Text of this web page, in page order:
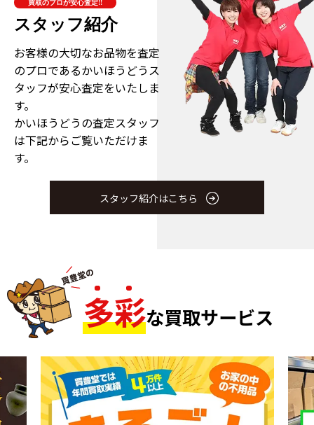
買取のプロが安心査定!!
スタッフ紹介
お客様の大切なお品物を査定
のプロであるかいほうどうス
タッフが安心査定をいたしま
す。
かいほうどうの査定スタッフ
は下記からご覧いただけま
す。
スタッフ紹介はこちら
多彩な買取サービス